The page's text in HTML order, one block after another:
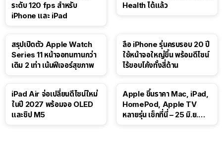
ระดับ 120 fps สำหรับ
iPhone และ iPad
Health ได้แล้ว
สรุปเปิดตัว Apple Watch
Series 11 หน้าจอทนทานกว่า
เดิม 2 เท่า เน้นฟีเจอร์สุขภาพ
ลือ iPhone รุ่นครบรอบ 20 ปี
ใช้หน้าจอใหญ่ขึ้น พร้อมดีไซน์
ไร้ขอบโค้งทั้งสี่ด้าน
iPad Air จ่อเปลี่ยนดีไซน์ใหม่
ในปี 2027 พร้อมจอ OLED
และชิป M5
Apple ขึ้นราคา Mac, iPad,
HomePod, Apple TV
หลายรุ่น เช็กที่นี่ – 25 มิ.ย.